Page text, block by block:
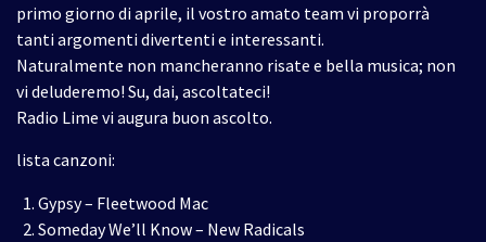
primo giorno di aprile, il vostro amato team vi proporrà
tanti argomenti divertenti e interessanti.
Naturalmente non mancheranno risate e bella musica; non
vi deluderemo! Su, dai, ascoltateci!
Radio Lime vi augura buon ascolto.
lista canzoni:
Gypsy – Fleetwood Mac
Someday We’ll Know – New Radicals